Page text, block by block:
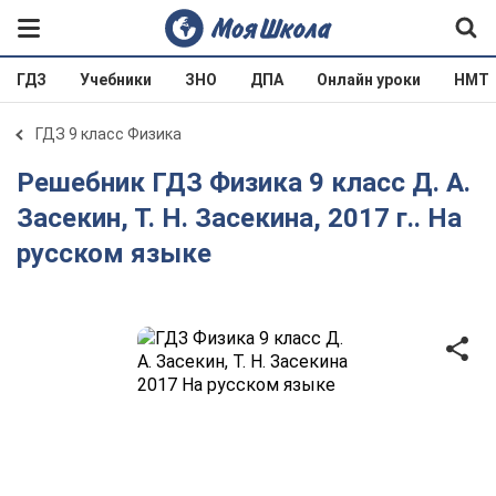
ГДЗ Учебники ЗНО ДПА Онлайн уроки НМТ
ГДЗ 9 класс Физика
Решебник ГДЗ Физика 9 класс Д. А.
Засекин, Т. Н. Засекина, 2017 г.. На
русском языке